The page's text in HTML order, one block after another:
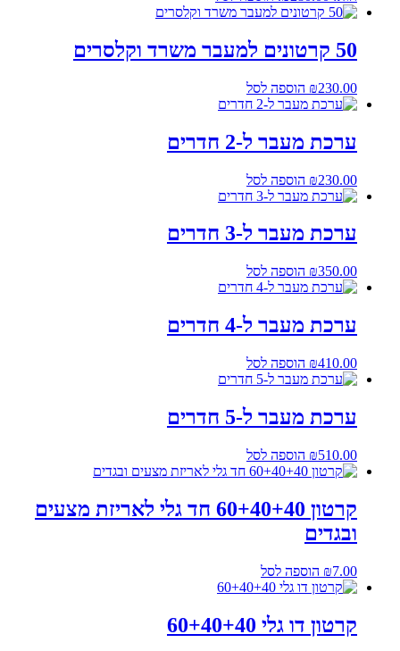
50 קרטונים למעבר משרד וקלסרים
₪230.00 הוספה לסל
ערכת מעבר ל-2 חדרים
₪230.00 הוספה לסל
ערכת מעבר ל-3 חדרים
₪350.00 הוספה לסל
ערכת מעבר ל-4 חדרים
₪410.00 הוספה לסל
ערכת מעבר ל-5 חדרים
₪510.00 הוספה לסל
קרטון 60+40+40 חד גלי לאריזת מצעים
ובגדים
₪7.00 הוספה לסל
קרטון דו גלי 60+40+40